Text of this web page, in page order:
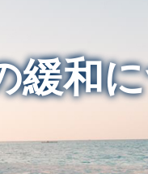
緩和